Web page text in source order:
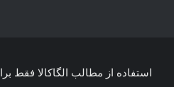
استفاده از مطالب الگاکالا فقط